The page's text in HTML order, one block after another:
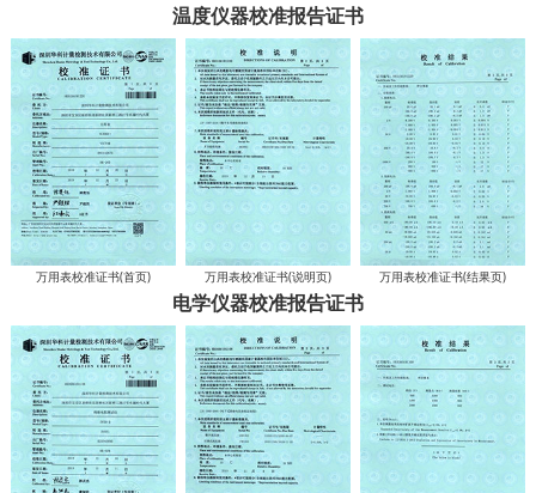
温度仪器校准报告证书
万用表校准证书(首页) 万用表校准证书(说明页) 万用表校准证书(结果页)
电学仪器校准报告证书